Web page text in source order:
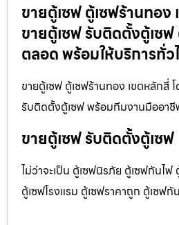
ขายตู้เซฟ ตู้เซฟร้านทอง
ขายตู้เซฟ รับติดตั้งตู้เซ
ตลอด พร้อมให้บริการทั่ว
ขายตู้เซฟ ตู้เซฟร้านทอง เขตหลักสี่
รับติดตั้งตู้เซฟ พร้อมทีมงานมืออาชี
ขายตู้เซฟ รับติดตั้งตู้เซฟ
ไม่ว่าจะเป็น ตู้เซฟนิรภัย ตู้เซฟกันไ
ตู้เซฟโรงแรม ตู้เซฟราคาถูก ตู้เซฟกั